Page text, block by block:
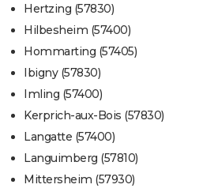
Hertzing (57830)
Hilbesheim (57400)
Hommarting (57405)
Ibigny (57830)
Imling (57400)
Kerprich-aux-Bois (57830)
Langatte (57400)
Languimberg (57810)
Mittersheim (57930)